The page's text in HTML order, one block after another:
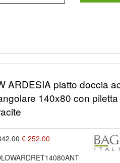
ARDESIA piatto doccia
140x80 con
€ 252.00